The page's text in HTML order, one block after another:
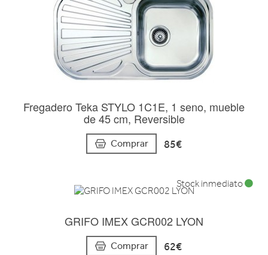
Fregadero Teka STYLO 1C1E, 1 seno, mueble
de 45 cm, Reversible
Comprar 85€
GRIFO IMEX GCR002 LYON
Comprar 62€
Stock inmediato